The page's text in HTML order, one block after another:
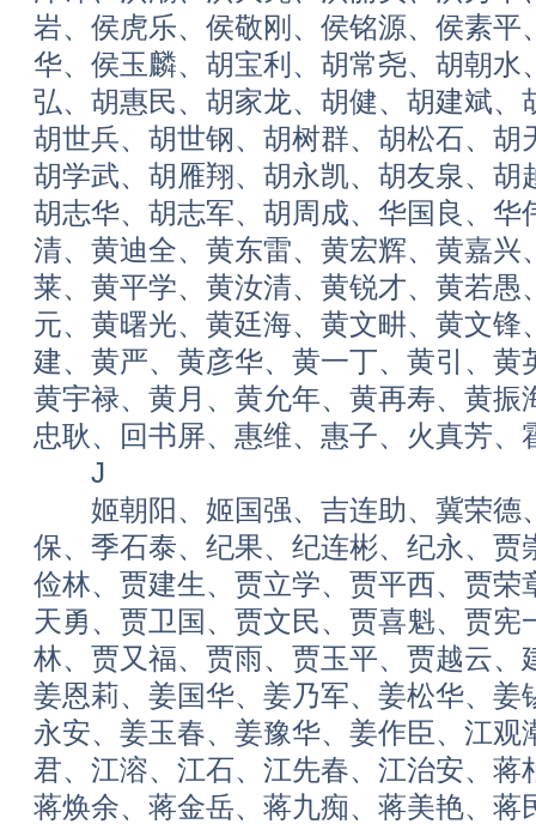
岩、侯虎乐、侯敬刚、侯铭源、侯素平
华、侯玉麟、胡宝利、胡常尧、胡朝水
弘、胡惠民、胡家龙、胡健、胡建斌、
胡世兵、胡世钢、胡树群、胡松石、胡
胡学武、胡雁翔、胡永凯、胡友泉、胡
胡志华、胡志军、胡周成、华国良、华
清、黄迪全、黄东雷、黄宏辉、黄嘉兴
莱、黄平学、黄汝清、黄锐才、黄若愚
元、黄曙光、黄廷海、黄文畊、黄文锋
建、黄严、黄彦华、黄一丁、黄引、黄
黄宇禄、黄月、黄允年、黄再寿、黄振
忠耿、回书屏、惠维、惠子、火真芳、
J
姬朝阳、姬国强、吉连助、冀荣德
保、季石泰、纪果、纪连彬、纪永、贾
俭林、贾建生、贾立学、贾平西、贾荣
天勇、贾卫国、贾文民、贾喜魁、贾宪
林、贾又福、贾雨、贾玉平、贾越云、
姜恩莉、姜国华、姜乃军、姜松华、姜
永安、姜玉春、姜豫华、姜作臣、江观
君、江溶、江石、江先春、江治安、蒋
蒋焕余、蒋金岳、蒋九痴、蒋美艳、蒋